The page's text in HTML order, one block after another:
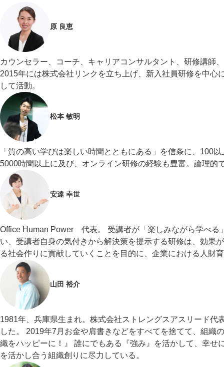
原 良恵
カウンセラー、コーチ、キャリアコンサルタント、研修講師
2015年には株式会社リンクを立ち上げ、新入社員研修を中
して活動。
松本 敏明
「質の高い学びは楽しい時間とともにある」を信条に、100
5000時間以上に及び、オンライン研修の経験も豊富。論理
安達 幸世
Office Human Power 代表。 受講者が「楽しみながら学べる
い、受講者自身の気付きから解決策を提示する研修は、効果
る社会作りに貢献していくことを目的に、企業における人財
山田 裕介
1981年、兵庫県生まれ。株式会社ストレングスアスリード
した。 2019年7月お金や肩書きなどをすべてを捨てて、組織
織をハッピーに！』 誰にでもある『強み』を活かして、幸
を活かし合う組織創りに尽力している。